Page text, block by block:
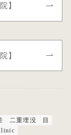
】
】
二重埋没
目